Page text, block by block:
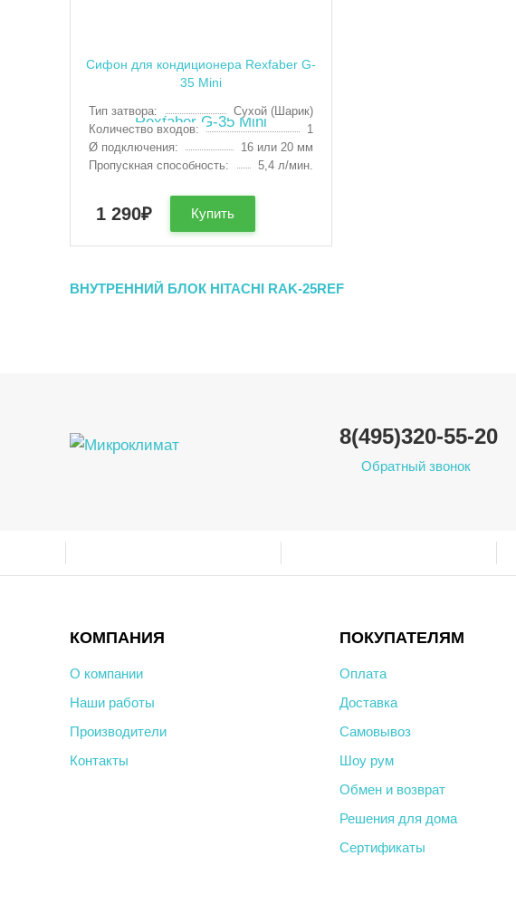
Сифон для кондиционера Rexfaber G-
35 Mini
Тип затвора:
Сухой (Шарик)
Количество входов:
1
Ø подключения:
16 или 20 мм
Пропускная способность:
5,4 л/мин.
1 290₽ Купить
ВНУТРЕННИЙ БЛОК HITACHI RAK-25REF
8(495)320-55-20
Обратный звонок
КОМПАНИЯ
О компании
Наши работы
Производители
Контакты
ПОКУПАТЕЛЯМ
Оплата
Доставка
Самовывоз
Шоу рум
Обмен и возврат
Решения для дома
Сертификаты